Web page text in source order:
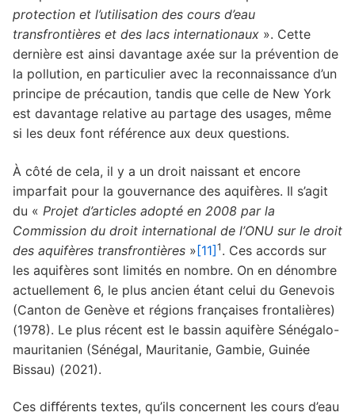
protection et l’utilisation des cours d’eau
transfrontières et des lacs internationaux ». Cette
dernière est ainsi davantage axée sur la prévention de
la pollution, en particulier avec la reconnaissance d’un
principe de précaution, tandis que celle de New York
est davantage relative au partage des usages, même
si les deux font référence aux deux questions.
À côté de cela, il y a un droit naissant et encore
imparfait pour la gouvernance des aquifères. Il s’agit
du « Projet d’articles adopté en 2008 par la
Commission du droit international de l’ONU sur le droit
des aquifères transfrontières »[11]1 . Ces accords sur
les aquifères sont limités en nombre. On en dénombre
actuellement 6, le plus ancien étant celui du Genevois
(Canton de Genève et régions françaises frontalières)
(1978). Le plus récent est le bassin aquifère Sénégalo-
mauritanien (Sénégal, Mauritanie, Gambie, Guinée
Bissau) (2021).
Ces diﬀérents textes, qu’ils concernent les cours d’eau